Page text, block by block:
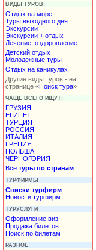
ВИДЫ ТУРОВ:
Отдых на море
Туры выходного дня
Экскурсии
Экскурсии + отдых
Лечение, оздоровление
Детский отдых
Молодежные туры
Отдых на каникулах
Другие виды туров - на
странице «Поиск тура»
ЧАЩЕ ВСЕГО ИЩУТ:
ГРУЗИЯ
ЕГИПЕТ
ТУРЦИЯ
РОССИЯ
ИТАЛИЯ
ГРЕЦИЯ
ПОЛЬША
ЧЕРНОГОРИЯ
Все туры по странам
ТУРФИРМЫ
Списки турфирм
Новости турфирм
ТУРУСЛУГИ
Оформление виз
Продажа билетов
Поиск по билетам
РАЗНОЕ